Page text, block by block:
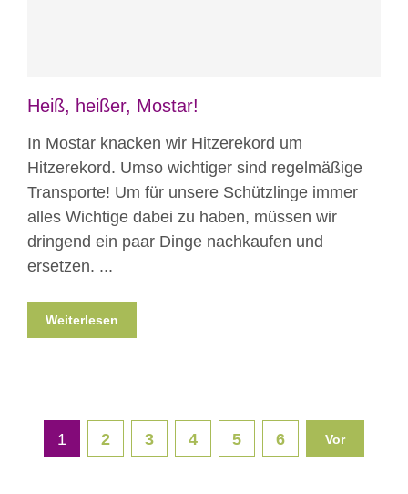
Heiß, heißer, Mostar!
In Mostar knacken wir Hitzerekord um
Hitzerekord. Umso wichtiger sind regelmäßige
Transporte! Um für unsere Schützlinge immer
alles Wichtige dabei zu haben, müssen wir
dringend ein paar Dinge nachkaufen und
ersetzen. ...
Weiterlesen
1 2 3 4 5 6 Vor